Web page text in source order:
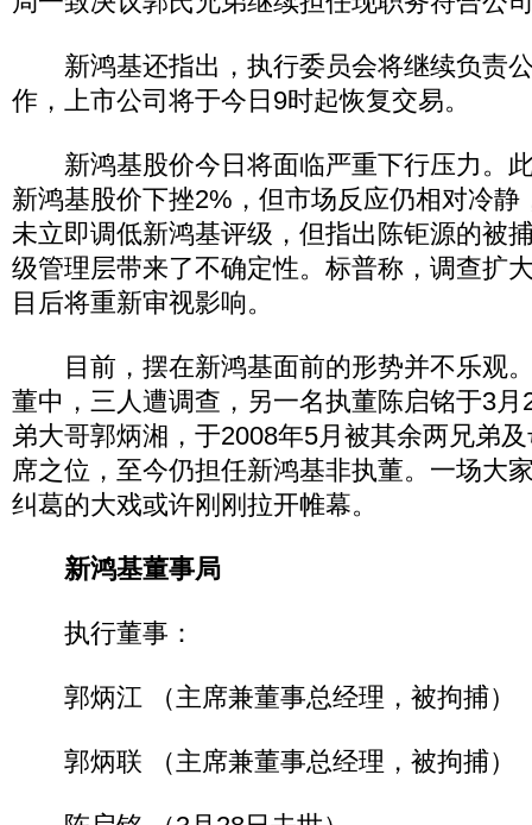
新鸿基还指出，执行委员会将继续负责
作，上市公司将于今日9时起恢复交易。
新鸿基股价今日将面临严重下行压力。
新鸿基股价下挫2%，但市场反应仍相对冷静
未立即调低新鸿基评级，但指出陈钜源的被
级管理层带来了不确定性。标普称，调查扩
目后将重新审视影响。
目前，摆在新鸿基面前的形势并不乐观
董中，三人遭调查，另一名执董陈启铭于3
弟大哥郭炳湘，于2008年5月被其余两兄弟
席之位，至今仍担任新鸿基非执董。一场大
纠葛的大戏或许刚刚拉开帷幕。
新鸿基董事局
执行董事：
郭炳江 （主席兼董事总经理，被拘捕）
郭炳联 （主席兼董事总经理，被拘捕）